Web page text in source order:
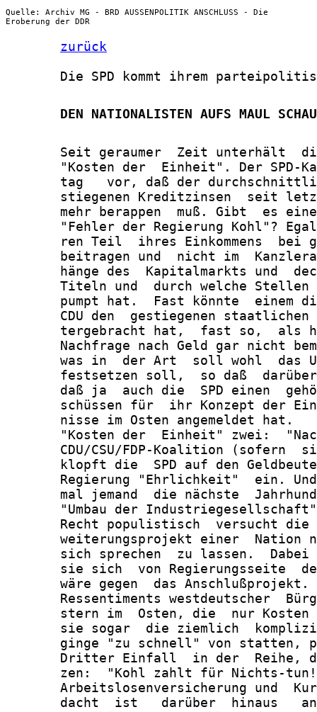
Quelle: Archiv MG - BRD AUSSENPOLITIK ANSCHLUSS - Die
Eroberung der DDR
zurück
Die SPD kommt ihrem
DEN NATIONALISTEN AUFS MAUL